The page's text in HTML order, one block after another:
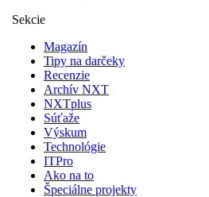
Sekcie
Magazín
Tipy na darčeky
Recenzie
Archív NXT
NXTplus
Súťaže
Výskum
Technológie
ITPro
Ako na to
Špeciálne projekty